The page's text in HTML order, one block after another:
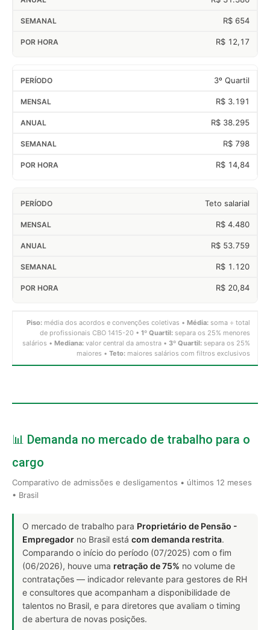
R$ 654
R$ 12,17
3º Quartil
R$ 3.191
R$ 38.295
R$ 798
R$ 14,84
Teto salarial
R$ 4.480
R$ 53.759
R$ 1.120
R$ 20,84
Piso: média dos acordos e convenções coletivas • Média: soma ÷ total
de profissionais CBO 1415-20 • 1º Quartil: separa os 25% menores
salários • Mediana: valor central da amostra • 3º Quartil: separa os 25%
maiores • Teto: maiores salários com filtros exclusivos
📊 Demanda no mercado de trabalho para o
cargo
Comparativo de admissões e desligamentos • últimos 12 meses
• Brasil
O mercado de trabalho para Proprietário de Pensão -
Empregador no Brasil está com demanda restrita.
Comparando o início do período (07/2025) com o fim
(06/2026), houve uma retração de 75% no volume de
contratações — indicador relevante para gestores de RH
e consultores que acompanham a disponibilidade de
talentos no Brasil, e para diretores que avaliam o timing
de abertura de novas posições.